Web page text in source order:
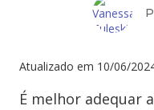
Atualizado em 10/06/
É melhor adequar